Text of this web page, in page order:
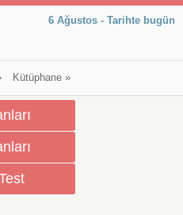
6 Ağustos - Tarihte bugün
Kütüphane»